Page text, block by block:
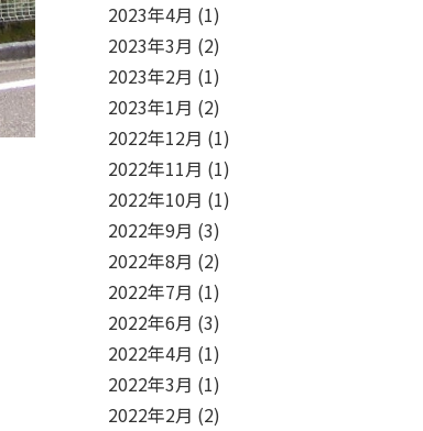
2023年4月 (1)
2023年3月 (2)
2023年2月 (1)
2023年1月 (2)
2022年12月 (1)
2022年11月 (1)
2022年10月 (1)
2022年9月 (3)
2022年8月 (2)
2022年7月 (1)
2022年6月 (3)
2022年4月 (1)
2022年3月 (1)
2022年2月 (2)